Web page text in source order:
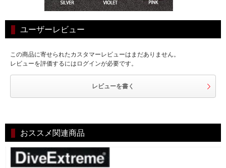
ユーザーレビュー
この商品に寄せられたカスタマーレビューはまだありません。
レビューを評価するにはログインが必要です。
レビューを書く
おススメ関連商品